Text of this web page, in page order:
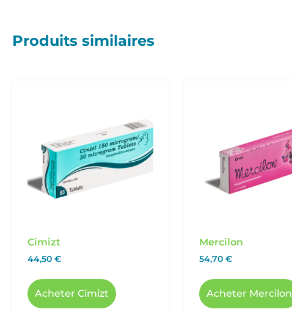
Produits similaires
Cimizt
44,50 €
Acheter Cimizt
Mercilon
54,70€
Acheter Mercilon